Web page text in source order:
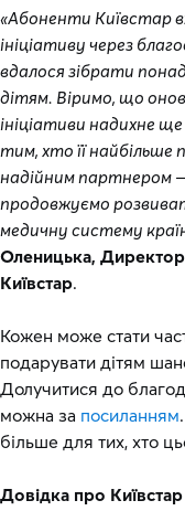
«Абоненти Київстар
ініціативу через
вдалося зібрати
дітям. Віримо, що
ініціативи надихне
тим, хто її
надійним
продовжуємо
медичну систему
Оленицька,
Київстар.
Кожен може стати
подарувати дітям
Долучитися до
можна за посиланням
більше для тих, хто
Довідка про Київстар